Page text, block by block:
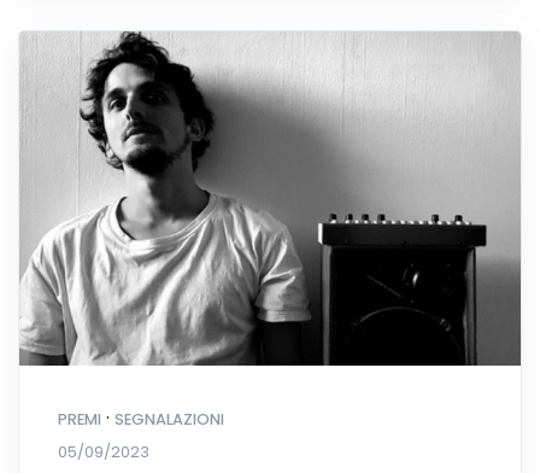
PREMI · SEGNALAZIONI
05/09/2023